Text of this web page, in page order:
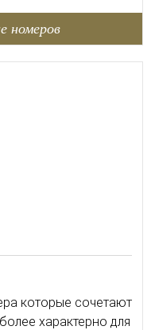
номеров
которые сочетают
характерно для